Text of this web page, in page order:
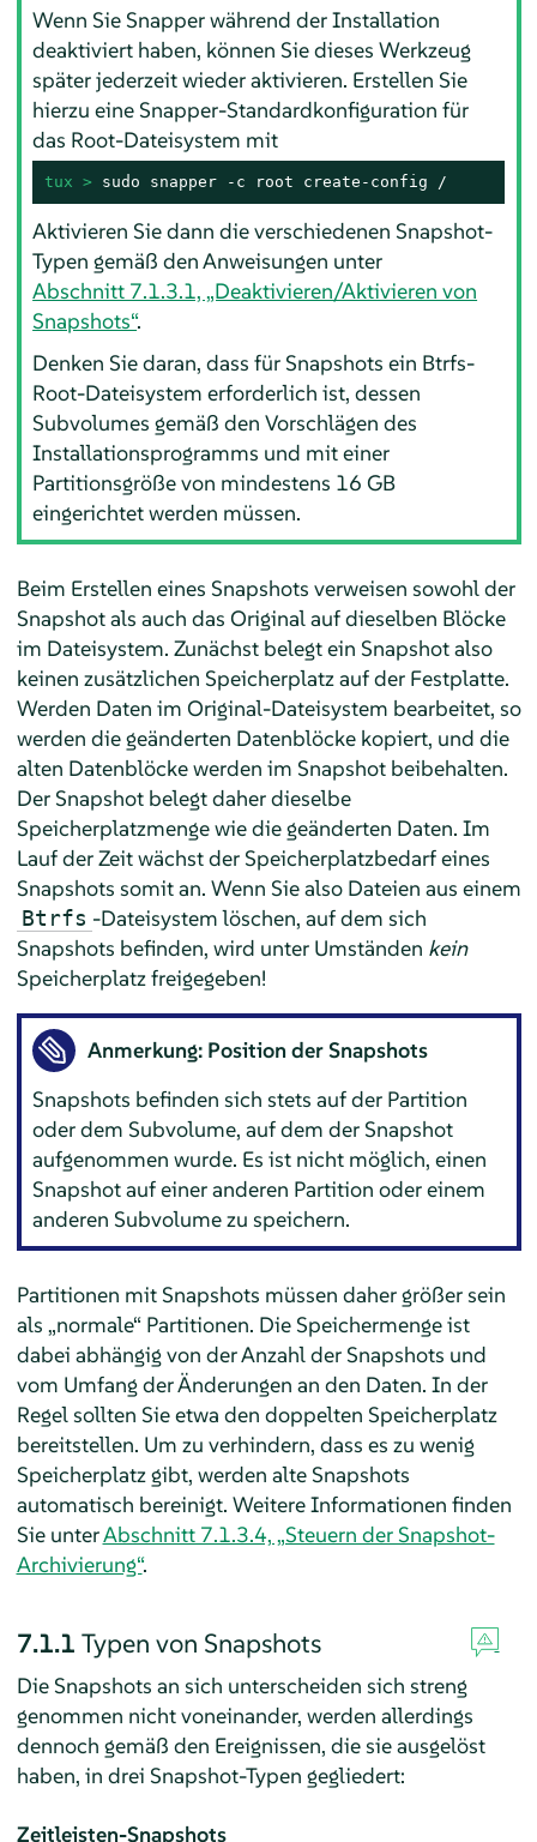
Wenn Sie Snapper während der Installation
deaktiviert haben, können Sie dieses Werkzeug
später jederzeit wieder aktivieren. Erstellen Sie
hierzu eine Snapper-Standardkonfiguration für
das Root-Dateisystem mit
tux > sudo snapper -c root create-config /
Aktivieren Sie dann die verschiedenen Snapshot-
Typen gemäß den Anweisungen unter
Abschnitt 7.1.3.1, „Deaktivieren/Aktivieren von
Snapshots“.
Denken Sie daran, dass für Snapshots ein Btrfs-
Root-Dateisystem erforderlich ist, dessen
Subvolumes gemäß den Vorschlägen des
Installationsprogramms und mit einer
Partitionsgröße von mindestens 16 GB
eingerichtet werden müssen.
Beim Erstellen eines Snapshots verweisen sowohl der
Snapshot als auch das Original auf dieselben Blöcke
im Dateisystem. Zunächst belegt ein Snapshot also
keinen zusätzlichen Speicherplatz auf der Festplatte.
Werden Daten im Original-Dateisystem bearbeitet, so
werden die geänderten Datenblöcke kopiert, und die
alten Datenblöcke werden im Snapshot beibehalten.
Der Snapshot belegt daher dieselbe
Speicherplatzmenge wie die geänderten Daten. Im
Lauf der Zeit wächst der Speicherplatzbedarf eines
Snapshots somit an. Wenn Sie also Dateien aus einem
Btrfs -Dateisystem löschen, auf dem sich
Snapshots befinden, wird unter Umständen kein
Speicherplatz freigegeben!
Anmerkung: Position der Snapshots
Snapshots befinden sich stets auf der Partition
oder dem Subvolume, auf dem der Snapshot
aufgenommen wurde. Es ist nicht möglich, einen
Snapshot auf einer anderen Partition oder einem
anderen Subvolume zu speichern.
Partitionen mit Snapshots müssen daher größer sein
als „normale“Partitionen. Die Speichermenge ist
dabei abhängig von der Anzahl der Snapshots und
vom Umfang der Änderungen an den Daten. In der
Regel sollten Sie etwa den doppelten Speicherplatz
bereitstellen. Um zu verhindern, dass es zu wenig
Speicherplatz gibt, werden alte Snapshots
automatisch bereinigt. Weitere Informationen finden
Sie unterAbschnitt 7.1.3.4, „Steuern der Snapshot-
Archivierung“.
7.1.1 Typen von Snapshots
Die Snapshots an sich unterscheiden sich streng
genommen nicht voneinander, werden allerdings
dennoch gemäß den Ereignissen, die sie ausgelöst
haben, in drei Snapshot-Typen gegliedert:
Zeitleisten-Snapshots